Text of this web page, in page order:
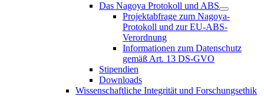
Das Nagoya Protokoll und ABS
Projektabfrage zum Nagoya-
Protokoll und zur EU-ABS-
Verordnung
Informationen zum Datenschutz
gemäß Art. 13 DS-GVO
Stipendien
Downloads
Wissenschaftliche Integrität und Forschungsethik